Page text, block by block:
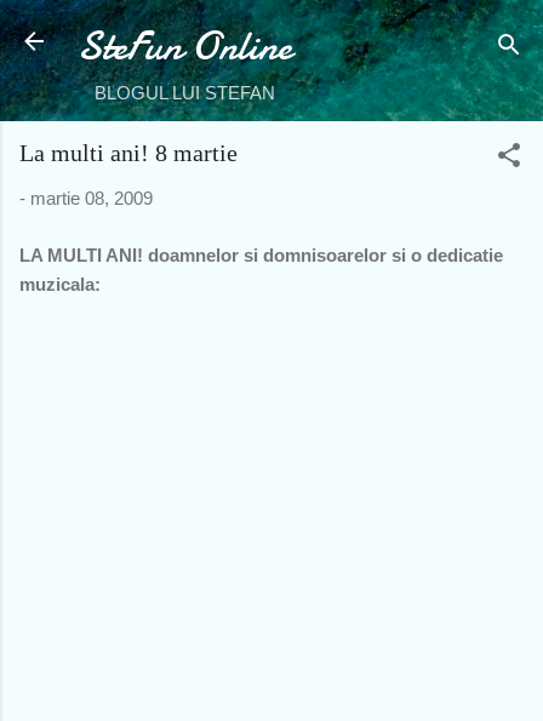
Treceți la conținutul principal
SteFun Online
BLOGUL LUI STEFAN
La multi ani! 8 martie
- martie 08, 2009
LA MULTI ANI! doamnelor si domnisoarelor si o dedicatie
muzicala: